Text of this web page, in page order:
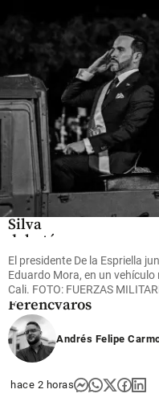
share
Fútbol
Video |
Vinícius
volvió y
Bernardo
Silva
debutó: vea
los goles del
Real
Madrid ante
Ferencvaros
share
El presidente De la Espriella
Eduardo Mora, en un
Cali. FOTO: FUERZAS
Andrés Felipe
hace 2 horas